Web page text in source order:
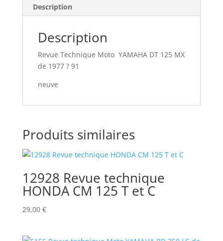
Description
Description
Revue Technique Moto YAMAHA DT 125 MX
de 1977 ? 91
neuve
Produits similaires
12928 Revue technique
HONDA CM 125 T et C
29,00 €